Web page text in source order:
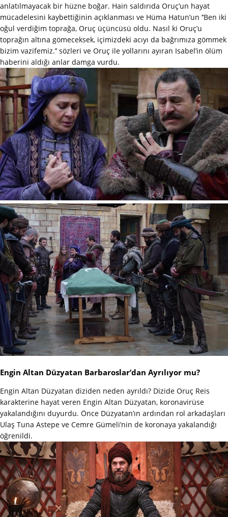
anlatılmayacak bir hüzne boğar. Hain saldırıda Oruç’un hayat
mücadelesini kaybettiğinin açıklanması ve Hüma Hatun’un ‘’Ben iki
oğul verdiğim toprağa, Oruç üçüncüsü oldu. Nasıl ki Oruç’u
toprağın altına gömeceksek, içimizdeki acıyı da bağrımıza gömmek
bizim vazifemiz.’’ sözleri ve Oruç ile yollarını ayıran Isabel’in ölüm
haberini aldığı anlar damga vurdu.
Engin Altan Düzyatan Barbaroslar’dan Ayrılıyor mu?
Engin Altan Düzyatan diziden neden ayrıldı? Dizide Oruç Reis
karakterine hayat veren Engin Altan Düzyatan, koronavirüse
yakalandığını duyurdu. Önce Düzyatan’ın ardından rol arkadaşları
Ulaş Tuna Astepe ve Cemre Gümeli’nin de koronaya yakalandığı
öğrenildi.